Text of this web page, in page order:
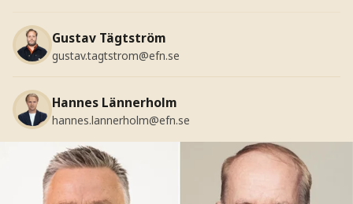
Gustav Tägtström
gustav.tagtstrom@efn.se
Hannes Lännerholm
hannes.lannerholm@efn.se